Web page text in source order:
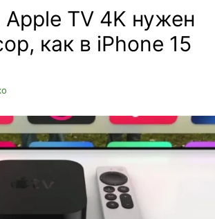
TV 4K нужен
как в iPhone 15